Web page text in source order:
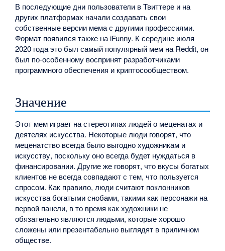
В последующие дни пользователи в Твиттере и на
других платформах начали создавать свои
собственные версии мема с другими профессиями.
Формат появился также на iFunny. К середине июля
2020 года это был самый популярный мем на Reddit, он
был по-особенному воспринят разработчиками
программного обеспечения и криптосообществом.
Значение
Этот мем играет на стереотипах людей о меценатах и
деятелях искусства. Некоторые люди говорят, что
меценатство всегда было выгодно художникам и
искусству, поскольку оно всегда будет нуждаться в
финансировании. Другие же говорят, что вкусы богатых
клиентов не всегда совпадают с тем, что пользуется
спросом. Как правило, люди считают поклонников
искусства богатыми снобами, такими как персонажи на
первой панели, в то время как художники не
обязательно являются людьми, которые хорошо
сложены или презентабельно выглядят в приличном
обществе.